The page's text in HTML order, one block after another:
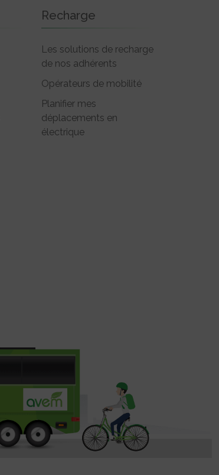
Recharge
Les solutions de recharge
de nos adhérents
Opérateurs de mobilité
Planifier mes
déplacements en
électrique